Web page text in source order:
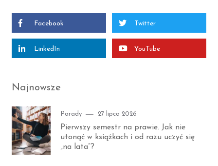
Facebook Twitter
LinkedIn YouTube
Najnowsze
Category
Porady
Posted
27 lipca 2026
Pierwszy semestr na prawie. Jak nie
utonąć w książkach i od razu uczyć się
„na lata”?